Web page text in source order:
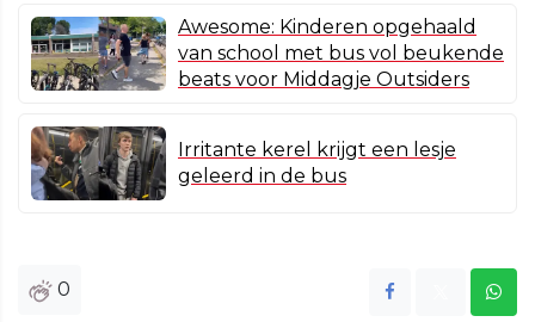
Awesome: Kinderen opgehaald
van school met bus vol beukende
beats voor Middagje Outsiders
Irritante kerel krijgt een lesje
geleerd in de bus
0